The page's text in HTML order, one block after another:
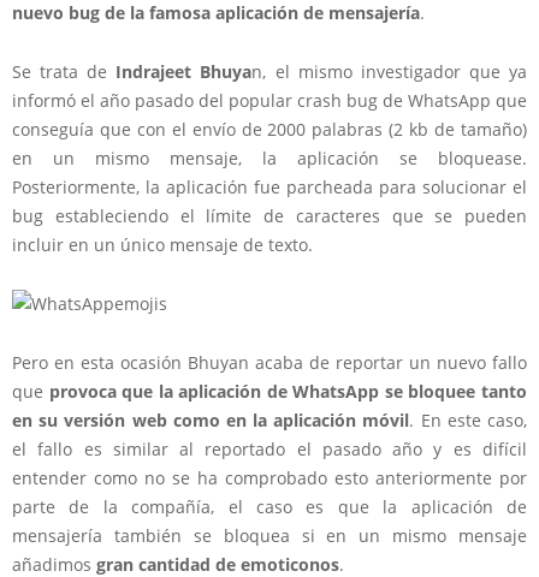
nuevo bug de la famosa aplicación de mensajería.
Se trata de Indrajeet Bhuyan, el mismo investigador que ya
informó el año pasado del popular crash bug de WhatsApp que
conseguía que con el envío de 2000 palabras (2 kb de tamaño)
en un mismo mensaje, la aplicación se bloquease.
Posteriormente, la aplicación fue parcheada para solucionar el
bug estableciendo el límite de caracteres que se pueden
incluir en un único mensaje de texto.
Pero en esta ocasión Bhuyan acaba de reportar un nuevo fallo
que provoca que la aplicación de WhatsApp se bloquee tanto
en su versión web como en la aplicación móvil. En este caso,
el fallo es similar al reportado el pasado año y es difícil
entender como no se ha comprobado esto anteriormente por
parte de la compañía, el caso es que la aplicación de
mensajería también se bloquea si en un mismo mensaje
añadimos gran cantidad de emoticonos.